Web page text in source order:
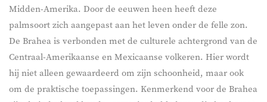
Midden-Amerika. Door de eeuwen heen heeft deze
palmsoort zich aangepast aan het leven onder de felle zon.
De Brahea is verbonden met de culturele achtergrond van de
Centraal-Amerikaanse en Mexicaanse volkeren. Hier wordt
hij niet alleen gewaardeerd om zijn schoonheid, maar ook
om de praktische toepassingen. Kenmerkend voor de Brahea